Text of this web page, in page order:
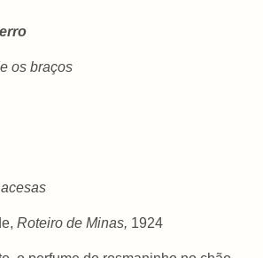
os braços
Roteiro de Minas, 1924